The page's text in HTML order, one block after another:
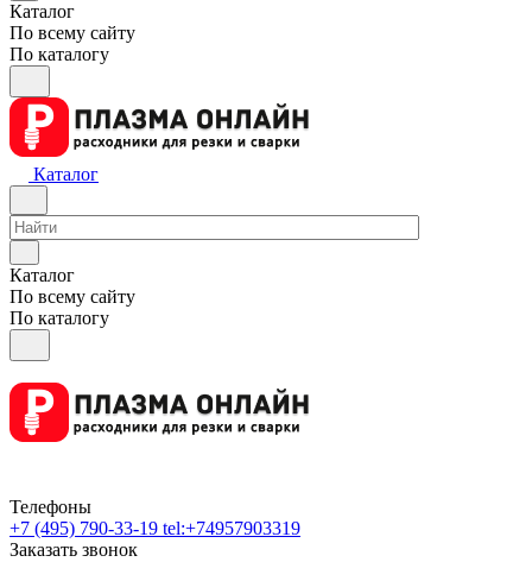
Каталог
По всему сайту
По каталогу
Каталог
Каталог
По всему сайту
По каталогу
Телефоны
+7 (495) 790-33-19 tel:+74957903319
Заказать звонок